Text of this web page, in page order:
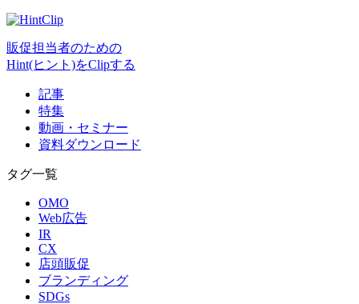
販促担当者のための
Hint(ヒント)をClipする
記事
特集
動画・セミナー
資料ダウンロード
タグ一覧
OMO
Web広告
IR
CX
店頭販促
ブランディング
SDGs